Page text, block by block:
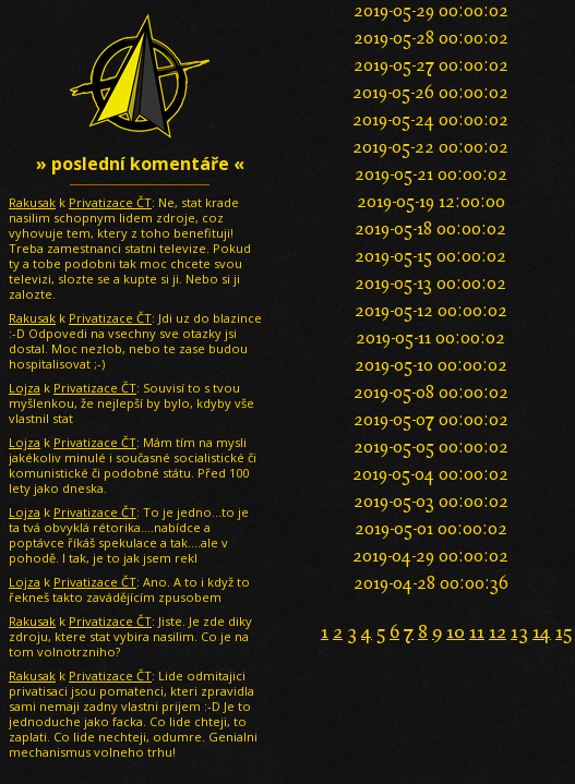
2019-05-29 00:00:02
2019-05-28 00:00:02
2019-05-27 00:00:02
2019-05-26 00:00:02
2019-05-24 00:00:02
2019-05-22 00:00:02
2019-05-21 00:00:02
2019-05-19 12:00:00
2019-05-18 00:00:02
2019-05-15 00:00:02
2019-05-13 00:00:02
2019-05-12 00:00:02
2019-05-11 00:00:02
2019-05-10 00:00:02
2019-05-08 00:00:02
2019-05-07 00:00:02
2019-05-05 00:00:02
2019-05-04 00:00:02
2019-05-03 00:00:02
2019-05-01 00:00:02
2019-04-29 00:00:02
2019-04-28 00:00:36
1 2 3 4 5 67 8 910 1112 13 14 15
» poslední komentáře «
Rakusak k Privatizace ČT: Ne, stat krade
nasilim schopnym lidem zdroje, coz
vyhovuje tem, ktery z toho benefituji!
Treba zamestnanci statni televize. Pokud
ty a tobe podobni tak moc chcete svou
televizi, slozte se a kupte si ji. Nebo si ji
zalozte.
Rakusak k Privatizace ČT: Jdi uz do blazince
:-D Odpovedi na vsechny sve otazky jsi
dostal. Moc nezlob, nebo te zase budou
hospitalisovat ;-)
Lojza k Privatizace ČT: Souvisí to s tvou
myšlenkou, že nejlepší by bylo, kdyby vše
vlastnil stat
Lojza k Privatizace ČT: Mám tím na mysli
jakékoliv minulé i současné socialistické či
komunistické či podobné státu. Před 100
lety jako dneska.
Lojza k Privatizace ČT: To je jedno...to je
ta tvá obvyklá rétorika....nabídce a
poptávce říkáš spekulace a tak....ale v
pohodě. I tak, je to jak jsem rekl
Lojza k Privatizace ČT: Ano. A to i když to
řekneš takto zavádějícím zpusobem
Rakusak k Privatizace ČT: Jiste. Je zde diky
zdroju, ktere stat vybira nasilim. Co je na
tom volnotrzniho?
Rakusak k Privatizace ČT: Lide odmitajici
privatisaci jsou pomatenci, kteri zpravidla
sami nemaji zadny vlastni prijem :-D Je to
jednoduche jako facka. Co lide chteji, to
zaplati. Co lide nechteji, odumre. Genialni
mechanismus volneho trhu!